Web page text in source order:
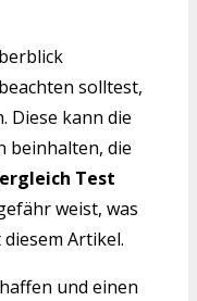
solltest,
Diese kann die
beinhalten, die
Test
weist, was
Artikel.
und einen